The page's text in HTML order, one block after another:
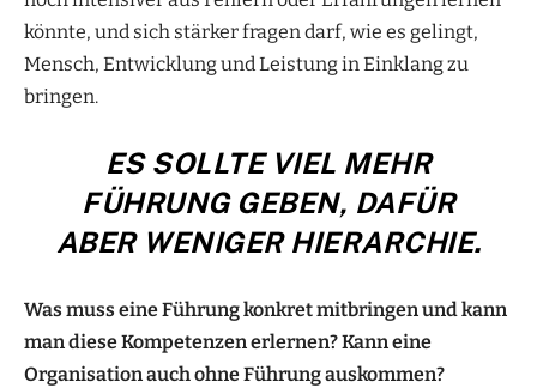
könnte, und sich stärker fragen darf, wie es gelingt,
Mensch, Entwicklung und Leistung in Einklang zu
bringen.
ES SOLLTE VIEL MEHR
FÜHRUNG GEBEN, DAFÜR
ABER WENIGER HIERARCHIE.
Was muss eine Führung konkret mitbringen und kann
man diese Kompetenzen erlernen? Kann eine
Organisation auch ohne Führung auskommen?